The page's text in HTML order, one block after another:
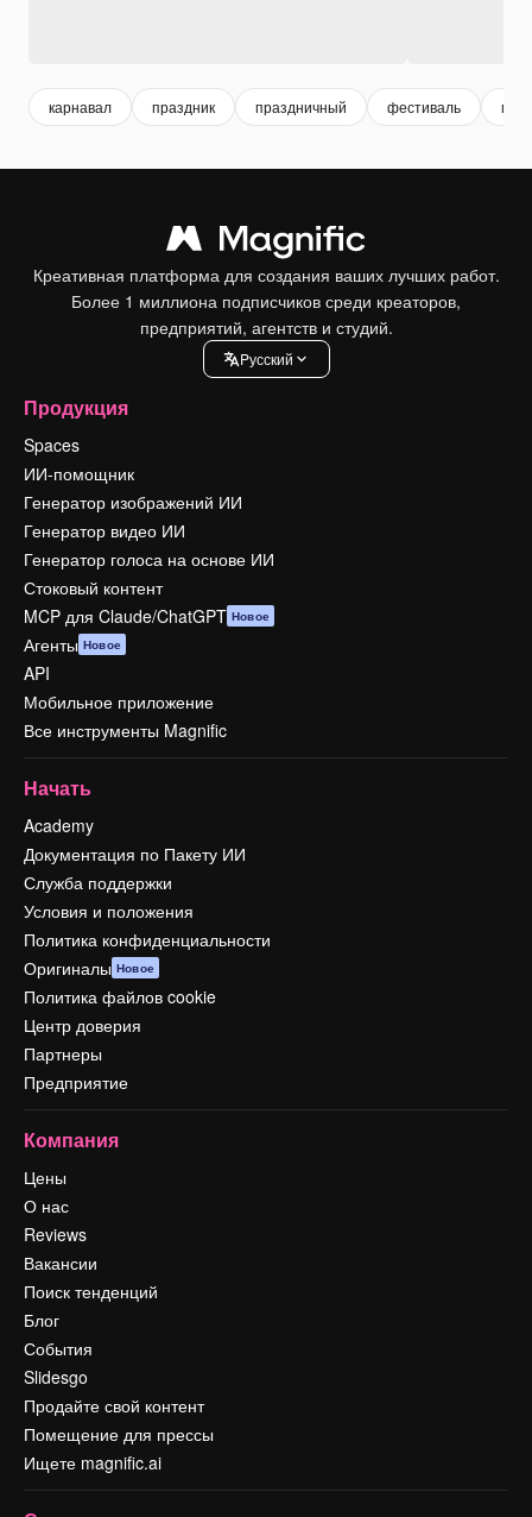
карнавал праздник праздничный фестиваль
Креативная платформа для создания ваших лучших работ.
Более 1 миллиона подписчиков среди креаторов,
предприятий, агентств и студий.
Pусский
Продукция
Spaces
ИИ-помощник
Генератор изображений ИИ
Генератор видео ИИ
Генератор голоса на основе ИИ
Стоковый контент
MCP для Claude/ChatGPT Новое
Агенты Новое
API
Мобильное приложение
Все инструменты Magnific
Начать
Academy
Документация по Пакету ИИ
Служба поддержки
Условия и положения
Политика конфиденциальности
Оригиналы Новое
Политика файлов cookie
Центр доверия
Партнеры
Предприятие
Компания
Цены
О нас
Reviews
Вакансии
Поиск тенденций
Блог
События
Slidesgo
Продайте свой контент
Помещение для прессы
Ищете magnific.ai